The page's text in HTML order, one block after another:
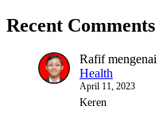
Recent Comments
Rafifmengenai
Health
April 11, 2023
Keren